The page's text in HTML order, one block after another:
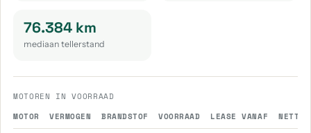
76.384 km
mediaan tellerstand
MOTOREN IN VOORRAAD
MOTOR
VERMOGEN BRANDSTOF VOORRAAD LEASE VANAF NETTO